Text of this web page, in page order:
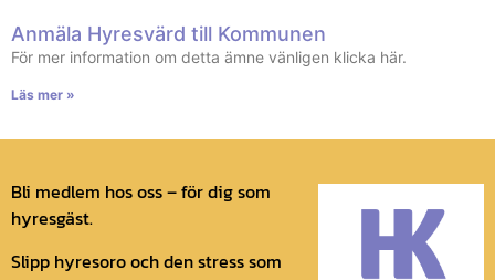
Anmäla Hyresvärd till Kommunen
För mer information om detta ämne vänligen klicka här.
Läs mer »
Bli medlem hos oss – för dig som
hyresgäst.
Slipp hyresoro och den stress som